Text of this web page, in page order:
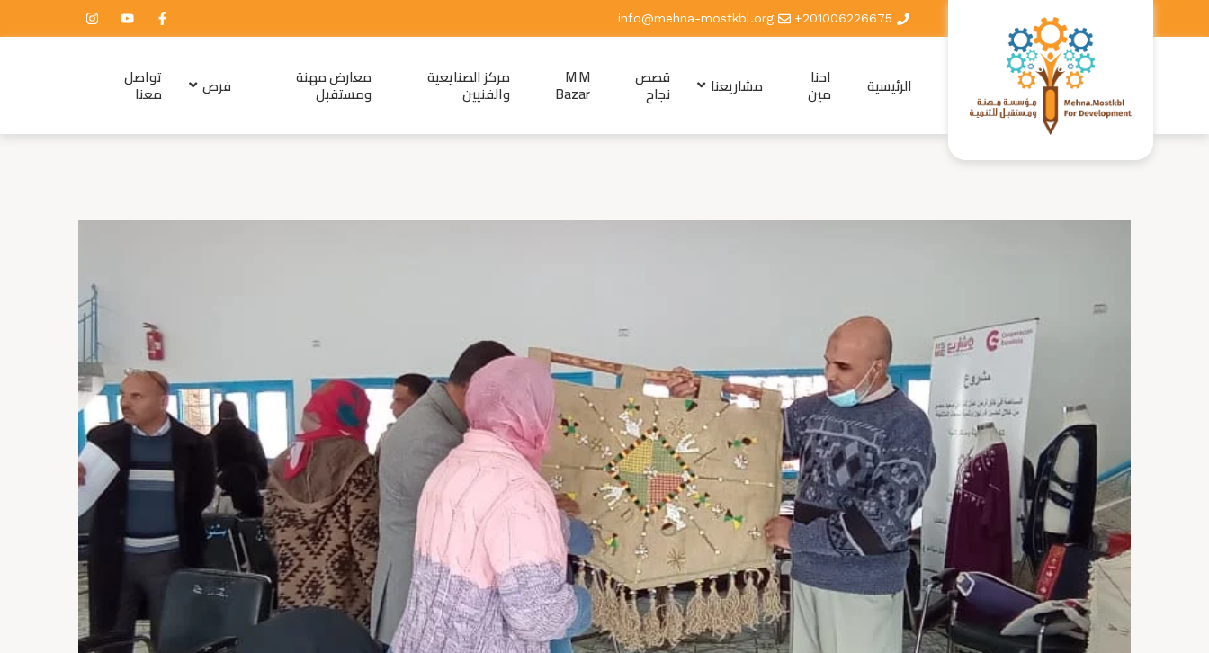
201006226675+
info@mehna-mostkbl.org
الرئيسية احنا
مين مشاريعنا قصص
نجاح
M M
Bazar
مركز الصنايعية
والفنيين
معارض مهنة
ومستقبل فرص تواصل
معنا